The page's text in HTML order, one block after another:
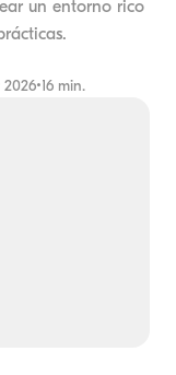
un entorno rico
•16 min.